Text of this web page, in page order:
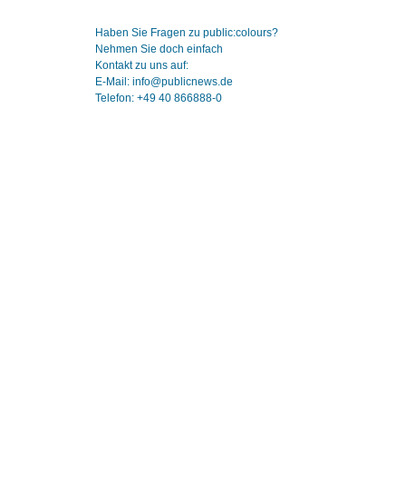
Haben Sie Fragen zu public:colours?
Nehmen Sie doch einfach
Kontakt zu uns auf:
E-Mail: info@publicnews.de
Telefon: +49 40 866888-0